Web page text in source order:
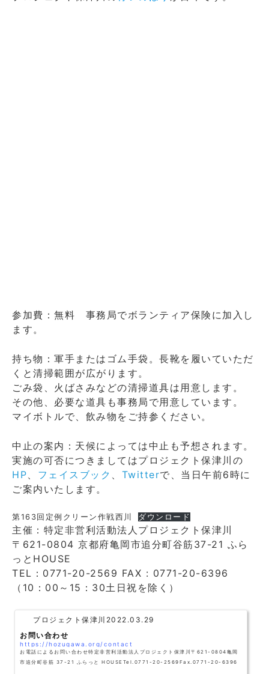
参加費：無料 事務局でボランティア保険に加入し
ます。
持ち物：軍手またはゴム手袋。長靴を履いていただ
くと清掃範囲が広がります。
ごみ袋、火ばさみなどの清掃道具は用意します。
その他、必要な道具も事務局で用意しています。
マイボトルで、飲み物をご持参ください。
中止の案内：天候によっては中止も予想されます。
実施の可否につきましてはプロジェクト保津川の
HP
フェイスブック Twitterで、当日午前6時に
ご案内いたします。
第163回定例クリーン作戦西川 ダウンロード
主催：特定非営利活動法人プロジェクト保津川
〒621-0804 京都府亀岡市追分町谷筋37-21 ふら
っとHOUSE
TEL：0771-20-2569 FAX : 0771-20-6396
（10：00～15：30土日祝を除く）
プロジェクト保津川 2022.03.29
お問い合わせ
https://hozugawa.org/contact
お電話によるお問い合わせ特定非営利活動法人プロジェクト保津川〒621-0804亀岡
市追分町谷筋 37-21 ふらっと HOUSETel.0771-20-2569Fax.0771-20-6396